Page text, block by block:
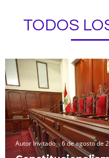
TODOS
Autor Invitado 6 de agosto de